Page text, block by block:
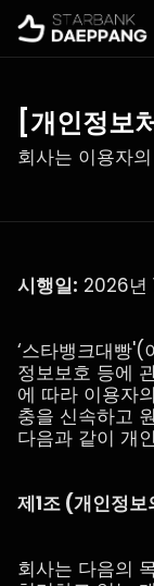
[개인정보
회사는 이용자
시행일: 2026년
‘스타뱅크대빵'(
정보보호 등에
에 따라 이용자
충을 신속하고
다음과 같이 개
제1조 (개인정
회사는 다음의